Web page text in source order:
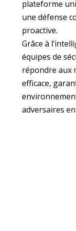
plateforme
une défense
proactive.
Grâce à
équipes de
répondre aux
efficace,
adversaires